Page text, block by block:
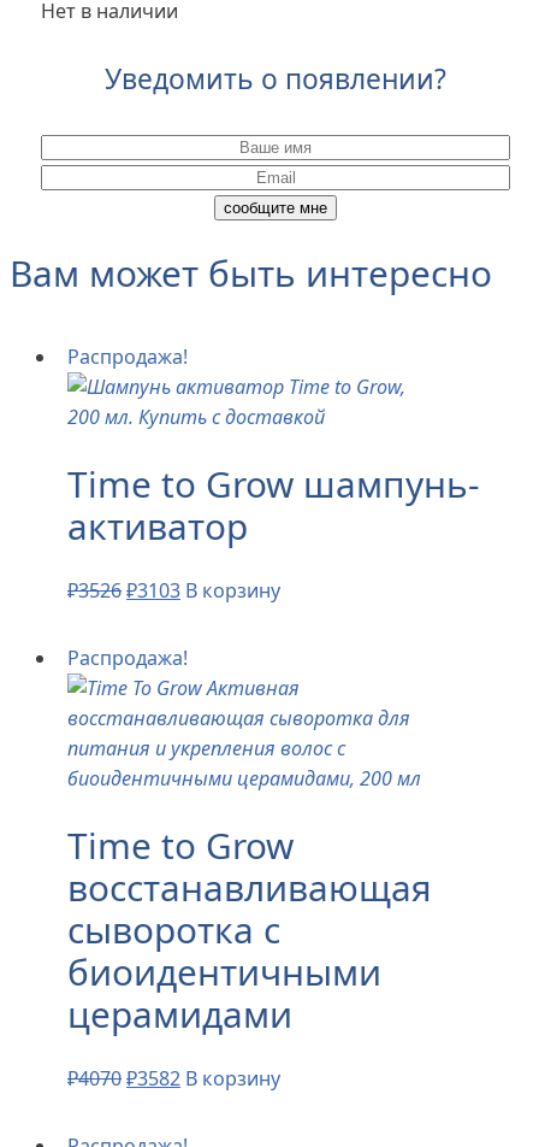
Нет в наличии
Уведомить о появлении?
Вам может быть интересно
Распродажа!
Time to Grow шампунь-
активатор
₽3526₽3103 В корзину
Распродажа!
Time to Grow
восстанавливающая
сыворотка с
биоидентичными
церамидами
₽4070₽3582 В корзину